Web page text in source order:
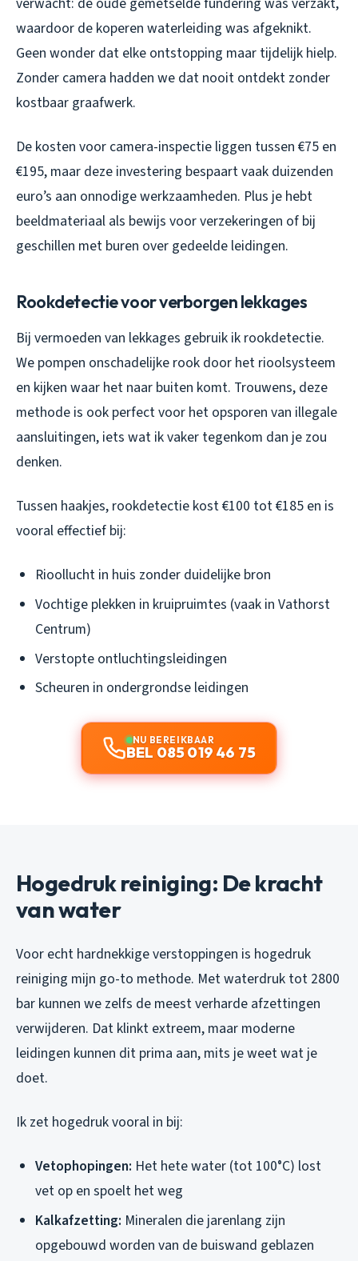
waardoor de koperen waterleiding was afgeknikt.
Geen wonder dat elke ontstopping maar tijdelijk hielp.
Zonder camera hadden we dat nooit ontdekt zonder
kostbaar graafwerk.
De kosten voor camera-inspectie liggen tussen €75 en
€195, maar deze investering bespaart vaak duizenden
euro’s aan onnodige werkzaamheden. Plus je hebt
beeldmateriaal als bewijs voor verzekeringen of bij
geschillen met buren over gedeelde leidingen.
Rookdetectie voor verborgen lekkages
Bij vermoeden van lekkages gebruik ik rookdetectie.
We pompen onschadelijke rook door het rioolsysteem
en kijken waar het naar buiten komt. Trouwens, deze
methode is ook perfect voor het opsporen van illegale
aansluitingen, iets wat ik vaker tegenkom dan je zou
denken.
Tussen haakjes, rookdetectie kost €100 tot €185 en is
vooral effectief bij:
Rioollucht in huis zonder duidelijke bron
Vochtige plekken in kruipruimtes (vaak in Vathorst
Centrum)
Verstopte ontluchtingsleidingen
Scheuren in ondergrondse leidingen
NU BEREIKBAAR
BEL 085 019 46 75
Hogedruk reiniging: De kracht
van water
Voor echt hardnekkige verstoppingen is hogedruk
reiniging mijn go-to methode. Met waterdruk tot 2800
bar kunnen we zelfs de meest verharde afzettingen
verwijderen. Dat klinkt extreem, maar moderne
leidingen kunnen dit prima aan, mits je weet wat je
doet.
Ik zet hogedruk vooral in bij:
Vetophopingen: Het hete water (tot 100°C) lost
vet op en spoelt het weg
Kalkafzetting: Mineralen die jarenlang zijn
opgebouwd worden van de buiswand geblazen